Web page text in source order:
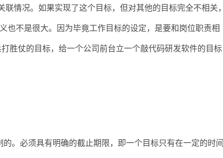
情况。如果实现了这个目标，但对其他的目标完全不相关，
也不是很大。因为毕竟工作目标的设定，是要和岗位职责相
胜仗的目标，给一个公司前台立一个敲代码研发软件的目标
必须具有明确的截止期限，即一个目标只有在一定的时间